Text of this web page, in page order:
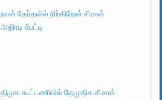
நான் தேர்தலில் நிற்கிறேன் சீமான்
அதிரடி பேட்டி
திமுக கூட்டணியில் தேமுதிக சீமான்